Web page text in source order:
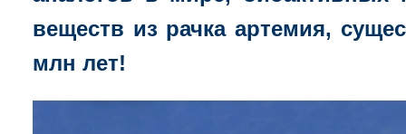
веществ из рачка артемия,
млн лет!